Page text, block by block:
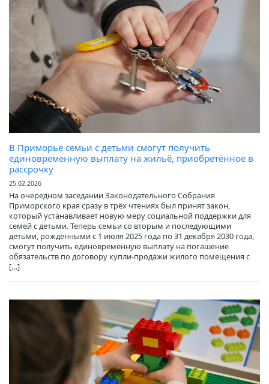
В Приморье семьи с детьми смогут получить
единовременную выплату на жильё, приобретённое в
рассрочку
25.02.2026
На очередном заседании Законодательного Собрания
Приморского края сразу в трёх чтениях был принят закон,
который устанавливает новую меру социальной поддержки для
семей с детьми. Теперь семьи со вторым и последующими
детьми, рождёнными с 1 июля 2025 года по 31 декабря 2030 года,
смогут получить единовременную выплату на погашение
обязательств по договору купли-продажи жилого помещения с
[…]